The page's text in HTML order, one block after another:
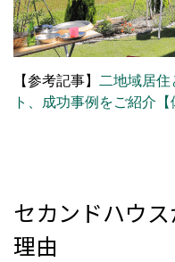
【参考記事】
二地域居
ト、成功事例をご紹介【
セカンドハウ
理由